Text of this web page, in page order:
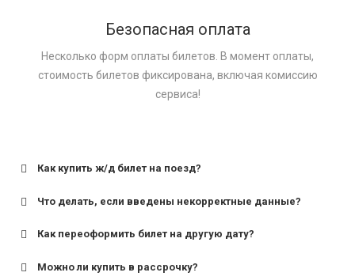
Безопасная оплата
Несколько форм оплаты билетов. В момент оплаты,
стоимость билетов фиксирована, включая комиссию
сервиса!
Как купить ж/д билет на поезд?
Что делать, если введены некорректные данные?
Как переоформить билет на другую дату?
Можно ли купить в рассрочку?